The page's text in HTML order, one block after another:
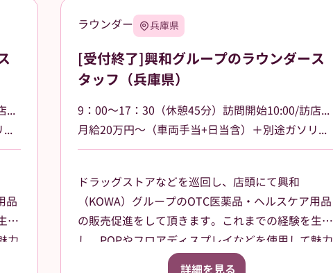
就業前にオンラインでの研修ありますので、初めて
★女性が活躍中のお仕事です★
9：00～17：30（休憩45分）訪問開始10:00/訪店終了17:00
月給20万円～（車両手当+日当含）＋別途ガソリン手当支給 その他手当あり
品
か
力
ラウンダー 兵庫県
[受付終了]興和グループのラウンダース
タッフ（兵庫県）
9：00～17：30（休憩45分）訪問開始10:00/訪店終了17:00
月給20万円～（車両手当+日当含）＋別途ガソリン手当支給 その他手当あり
ドラッグストアなどを巡回し、店頭にて興和
（KOWA）グループのOTC医薬品・ヘルスケア用品
の販売促進をして頂きます。これまでの経験を生か
し、POPやフロアディスプレイなどを使用して魅力
的な売場作りをお願いします。また、商品や稼働に
詳細を見る